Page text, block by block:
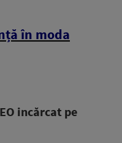
în moda
incărcat pe